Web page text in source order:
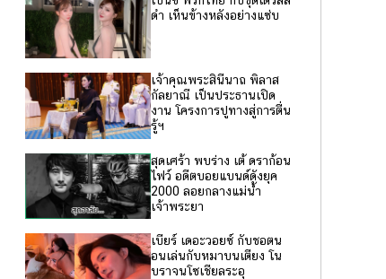
ดำ เห็นข้างหลังอย่างแซ่บ
เจ้าคุณพระสินีนาถ พิลาส
กัลยาณี เป็นประธานเปิด
งาน โครงการปูทางสู่การตื่น
รู้ฯ
สุดเศร้า พบร่าง เต้ ดราก้อน
ไฟว์ อดีตบอยแบนด์ดังยุค
2000 ลอยกลางแม่น้ำ
เจ้าพระยา
เบียร์ เดอะวอยซ์ กับชอตน
อนเล่นกับหมาบนเตียง โน
บราจนโซเชียลระอุ